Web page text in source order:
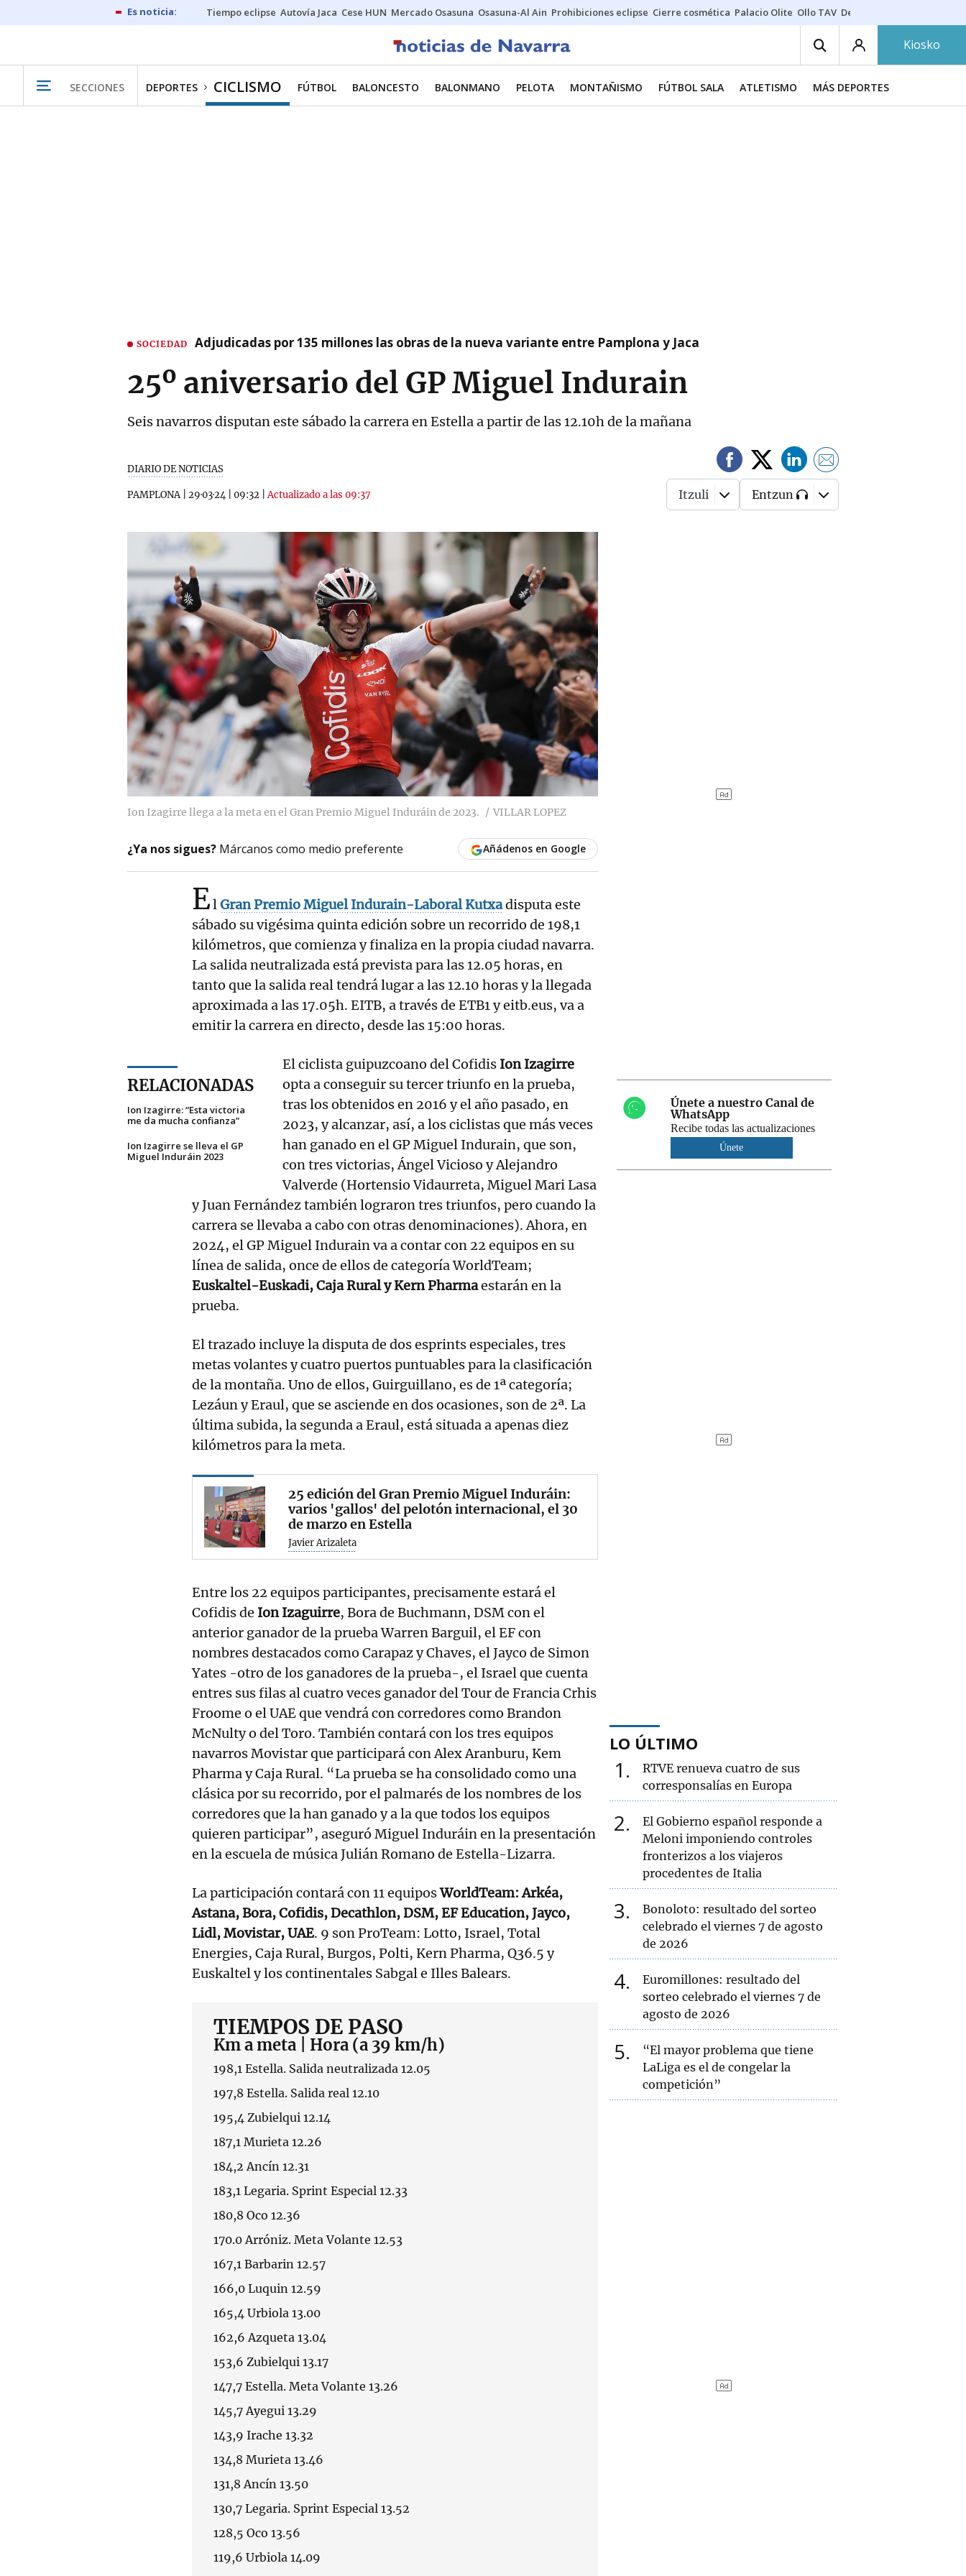
Tiempo eclipse Autovía Jaca Cese HUN Mercado Osasuna Osasuna-Al Ain Prohibiciones eclipse Cierre cosmética Palacio Olite Ollo TAV Derrama vecinos
Kiosko
SECCIONES DEPORTES CICLISMO FÚTBOL BALONCESTO BALONMANO PELOTA MONTAÑISMO FÚTBOL SALA ATLETISMO MÁS DEPORTES
SOCIEDAD Adjudicadas por 135 millones las obras de la nueva variante entre Pamplona y Jaca
25º aniversario del GP Miguel Indurain
Seis navarros disputan este sábado la carrera en Estella a partir de las 12.10h de la mañana
DIARIO DE NOTICIAS
PAMPLONA| 29·03·24 09:32 |Actualizado a las 09:37 Itzuli Entzun
Ion Izagirre llega a la meta en el Gran Premio Miguel Induráin de 2023. VILLAR LOPEZ
¿Ya nos sigues? Márcanos como medio preferente Añádenos en Google
ElGran Premio Miguel Indurain-Laboral Kutxadisputa este
sábado su vigésima quinta edición sobre un recorrido de 198,1
kilómetros, que comienza y finaliza en la propia ciudad navarra.
La salida neutralizada está prevista para las 12.05 horas, en
tanto que la salida real tendrá lugar a las 12.10 horas y la llegada
aproximada a las 17.05h. EITB, a través de ETB1 y eitb.eus, va a
emitir la carrera en directo, desde las 15:00 horas.
RELACIONADAS
Ion Izagirre: “Esta victoria
me da mucha confianza”
Ion Izagirre se lleva el GP
Miguel Induráin 2023
El ciclista guipuzcoano del Cofidis Ion Izagirre
opta a conseguir su tercer triunfo en la prueba,
tras los obtenidos en 2016 y el año pasado, en
2023, y alcanzar, así, a los ciclistas que más veces
han ganado en el GP Miguel Indurain, que son,
con tres victorias, Ángel Vicioso y Alejandro
Valverde (Hortensio Vidaurreta, Miguel Mari Lasa
y Juan Fernández también lograron tres triunfos, pero cuando la
carrera se llevaba a cabo con otras denominaciones). Ahora, en
2024, el GP Miguel Indurain va a contar con 22 equipos en su
línea de salida, once de ellos de categoría WorldTeam;
Euskaltel-Euskadi, Caja Rural y Kern Pharmaestarán en la
prueba.
El trazado incluye la disputa de dos esprints especiales, tres
metas volantes y cuatro puertos puntuables para la clasificación
de la montaña. Uno de ellos, Guirguillano, es de 1ª categoría;
Lezáun y Eraul, que se asciende en dos ocasiones, son de 2ª. La
última subida, la segunda a Eraul, está situada a apenas diez
kilómetros para la meta.
25 edición del Gran Premio Miguel Induráin:
varios 'gallos' del pelotón internacional, el 30
de marzo en Estella
Javier Arizaleta
Entre los 22 equipos participantes, precisamente estará el
Cofidis de Ion Izaguirre, Bora de Buchmann, DSM con el
anterior ganador de la prueba Warren Barguil, el EF con
nombres destacados como Carapaz y Chaves, el Jayco de Simon
Yates -otro de los ganadores de la prueba-, el Israel que cuenta
entres sus filas al cuatro veces ganador del Tour de Francia Crhis
Froome o el UAE que vendrá con corredores como Brandon
McNulty o del Toro. También contará con los tres equipos
navarros Movistar que participará con Alex Aranburu, Kem
Pharma y Caja Rural. “La prueba se ha consolidado como una
clásica por su recorrido, por el palmarés de los nombres de los
corredores que la han ganado y a la que todos los equipos
quieren participar”, aseguró Miguel Induráin en la presentación
en la escuela de música Julián Romano de Estella-Lizarra.
La participación contará con 11 equiposWorldTeam: Arkéa,
Astana, Bora, Cofidis, Decathlon, DSM, EF Education, Jayco,
Lidl, Movistar, UAE. 9 son ProTeam: Lotto, Israel, Total
Energies, Caja Rural, Burgos, Polti, Kern Pharma, Q36.5 y
Euskaltel y los continentales Sabgal e Illes Balears.
TIEMPOS DE PASO
Km a meta | Hora (a 39 km/h)
198,1 Estella. Salida neutralizada 12.05
197,8 Estella. Salida real 12.10
195,4 Zubielqui 12.14
187,1 Murieta 12.26
184,2 Ancín 12.31
183,1 Legaria. Sprint Especial 12.33
180,8 Oco 12.36
170.0 Arróniz. Meta Volante 12.53
167,1 Barbarin 12.57
166,0 Luquin 12.59
165,4 Urbiola 13.00
162,6 Azqueta 13.04
153,6 Zubielqui 13.17
147,7 Estella. Meta Volante 13.26
145,7 Ayegui 13.29
143,9 Irache 13.32
134,8 Murieta 13.46
131,8 Ancín 13.50
130,7 Legaria. Sprint Especial 13.52
128,5 Oco 13.56
119,6 Urbiola 14.09
Únete a nuestro Canal de
WhatsApp
Recibe todas las actualizaciones
Únete
LO ÚLTIMO
1
RTVE renueva cuatro de sus
corresponsalías en Europa
2
El Gobierno español responde a
Meloni imponiendo controles
fronterizos a los viajeros
procedentes de Italia
3
Bonoloto: resultado del sorteo
celebrado el viernes 7 de agosto
de 2026
4
Euromillones: resultado del
sorteo celebrado el viernes 7 de
agosto de 2026
5
“El mayor problema que tiene
LaLiga es el de congelar la
competición”